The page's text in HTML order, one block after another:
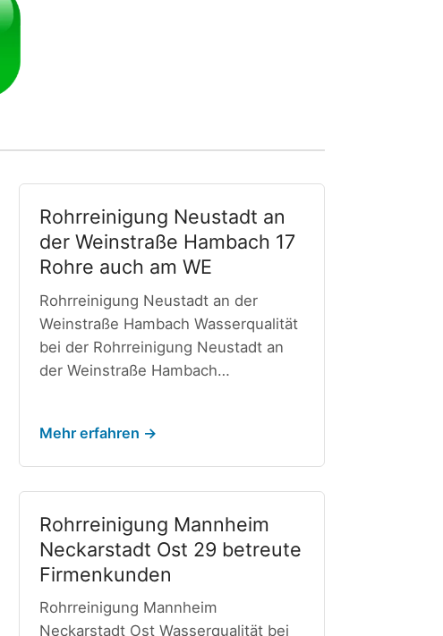
Rohrreinigung Neustadt an
der Weinstraße Hambach 17
Rohre auch am WE
Rohrreinigung Neustadt an der
Weinstraße Hambach Wasserqualität
bei der Rohrreinigung Neustadt an
der Weinstraße Hambach…
Mehr erfahren →
Rohrreinigung Mannheim
Neckarstadt Ost 29 betreute
Firmenkunden
Rohrreinigung Mannheim
Neckarstadt Ost Wasserqualität bei